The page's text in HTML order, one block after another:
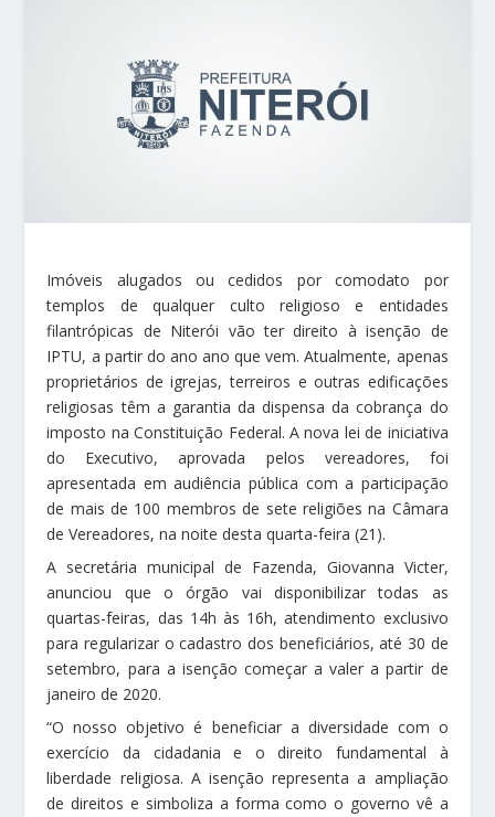
Imóveis alugados ou cedidos por comodato por
templos de qualquer culto religioso e entidades
filantrópicas de Niterói vão ter direito à isenção de
IPTU, a partir do ano ano que vem. Atualmente, apenas
proprietários de igrejas, terreiros e outras edificações
religiosas têm a garantia da dispensa da cobrança do
imposto na Constituição Federal. A nova lei de iniciativa
do Executivo, aprovada pelos vereadores, foi
apresentada em audiência pública com a participação
de mais de 100 membros de sete religiões na Câmara
de Vereadores, na noite desta quarta-feira (21).
A secretária municipal de Fazenda, Giovanna Victer,
anunciou que o órgão vai disponibilizar todas as
quartas-feiras, das 14h às 16h, atendimento exclusivo
para regularizar o cadastro dos beneficiários, até 30 de
setembro, para a isenção começar a valer a partir de
janeiro de 2020.
“O nosso objetivo é beneficiar a diversidade com o
exercício da cidadania e o direito fundamental à
liberdade religiosa. A isenção representa a ampliação
de direitos e simboliza a forma como o governo vê a